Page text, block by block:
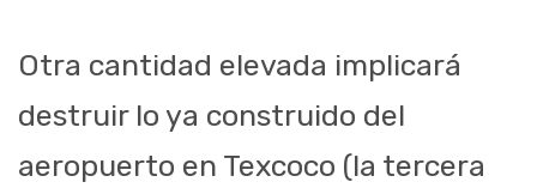
Otra cantidad elevada implicará
destruir lo ya construido del
aeropuerto en Texcoco (la tercera